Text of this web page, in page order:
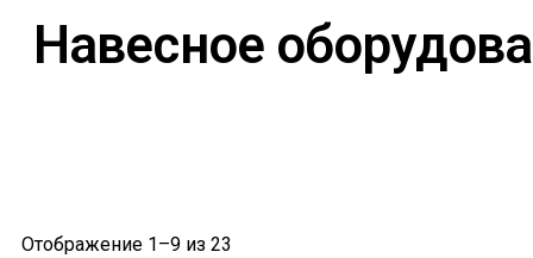
Навесное
Отображение 1–9 из 23